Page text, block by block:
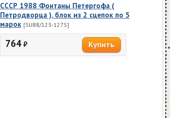
СССР 1988 Фонтаны Петергофа (
Петродворца ), блок из 2 сцепок по 5
марок [SU88/123-127S]
764 ₽